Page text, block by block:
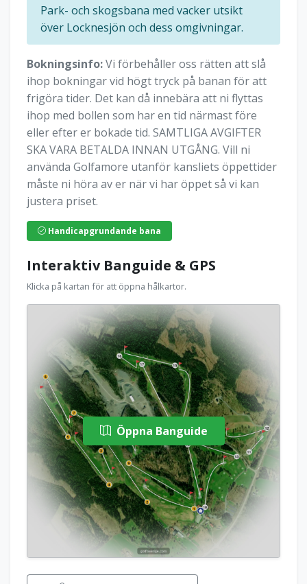
Park- och skogsbana med vacker utsikt
över Locknesjön och dess omgivningar.
Bokningsinfo:Vi förbehåller oss rätten att slå
ihop bokningar vid högt tryck på banan för att
frigöra tider. Det kan då innebära att ni flyttas
ihop med bollen som har en tid närmast före
eller efter er bokade tid. SAMTLIGA AVGIFTER
SKA VARA BETALDA INNAN UTGÅNG. Vill ni
använda Golfamore utanför kansliets öppettider
måste ni höra av er när vi har öppet så vi kan
justera priset.
Handicapgrundande bana
Interaktiv Banguide & GPS
Klicka på kartan för att öppna hålkartor.
Öppna Banguide